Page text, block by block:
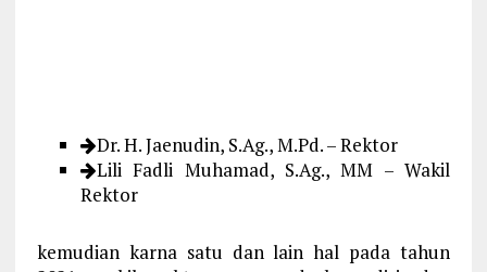
Dr. H. Jaenudin, S.Ag., M.Pd. – Rektor
Lili Fadli Muhamad, S.Ag., MM – Wakil
Rektor
kemudian karna satu dan lain hal pada tahun